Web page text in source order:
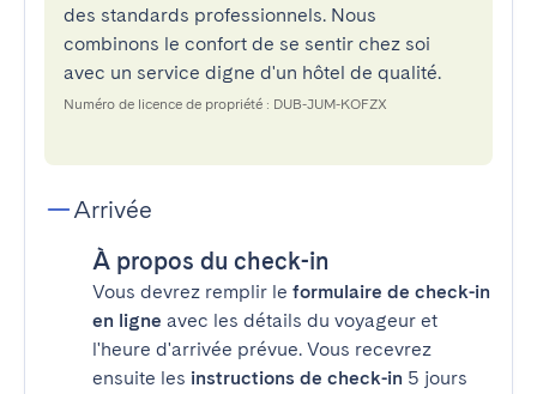
des standards professionnels. Nous
combinons le confort de se sentir chez soi
avec un service digne d'un hôtel de qualité.
Numéro de licence de propriété : DUB-JUM-KOFZX
Arrivée
À propos du check-in
Vous devrez remplir le formulaire de check-in
en ligne avec les détails du voyageur et
l'heure d'arrivée prévue. Vous recevrez
ensuite les instructions de check-in 5 jours